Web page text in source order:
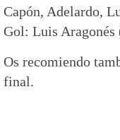
Capón, Adelardo,
Gol: Luis Aragonés
Os recomiendo
final.